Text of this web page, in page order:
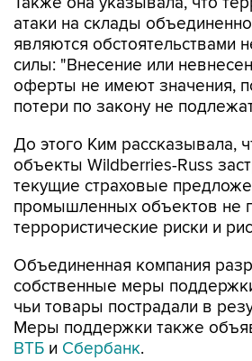
атаки на склады
являются обстоятельствами
силы: "Внесение или
оферты не имеют значения,
потери по закону не
До этого Ким рассказывала,
объекты Wildberries-Russ
текущие страховые
промышленных объектов не
террористические риски и
Объединенная компания
собственные меры
чьи товары пострадали в
Меры поддержки также
ВТБ и Сбербанк.